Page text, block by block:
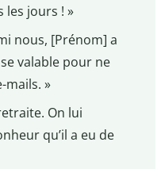
les jours ! »
nous, [Prénom] a
valable pour ne
mails. »
On lui
qu’il a eu de